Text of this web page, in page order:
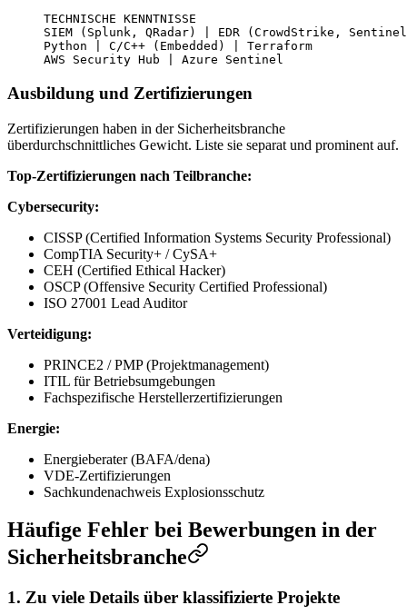
TECHNISCHE KENNTNISSE
SIEM (Splunk, QRadar) | EDR (CrowdStrike,
Python | C/C++ (Embedded) | Terraform
AWS Security Hub | Azure Sentinel
Ausbildung und Zertifizierungen
Zertifizierungen haben in der Sicherheitsbranche
überdurchschnittliches Gewicht. Liste sie separat und prominent auf.
Top-Zertifizierungen nach Teilbranche:
Cybersecurity:
CISSP (Certified Information Systems Security Professional)
CompTIA Security+ / CySA+
CEH (Certified Ethical Hacker)
OSCP (Offensive Security Certified Professional)
ISO 27001 Lead Auditor
Verteidigung:
PRINCE2 / PMP (Projektmanagement)
ITIL für Betriebsumgebungen
Fachspezifische Herstellerzertifizierungen
Energie:
Energieberater (BAFA/dena)
VDE-Zertifizierungen
Sachkundenachweis Explosionsschutz
Häufige Fehler bei Bewerbungen in der
Sicherheitsbranche
1. Zu viele Details über klassifizierte Projekte